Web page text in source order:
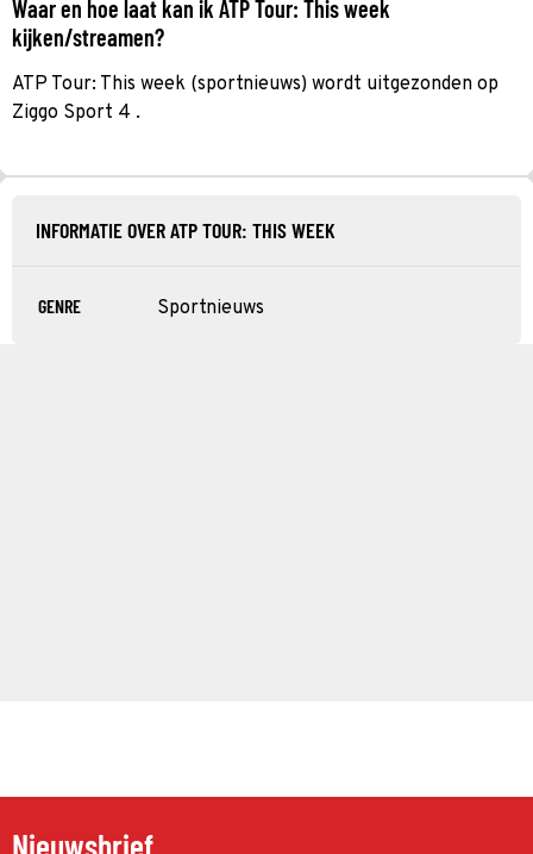
Waar en hoe laat kan ik ATP Tour: This week
kijken/streamen?
ATP Tour: This week (sportnieuws) wordt uitgezonden op
Ziggo Sport 4 .
INFORMATIE OVER ATP TOUR: THIS WEEK
GENRE Sportnieuws
Nieuwsbrief